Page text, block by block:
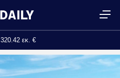
320.42 εκ. €